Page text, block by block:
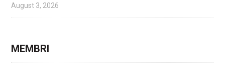
August 3, 2026
MEMBRI